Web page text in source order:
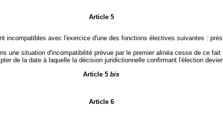
Article 5
incompatibles avec l'exercice d'une des fonctions électives suivantes :
une situation d'incompatibilité prévue par le premier alinéa cesse de ce
de la date à laquelle la décision juridictionnelle confirmant l'élection
Article 5 bis
Article 6